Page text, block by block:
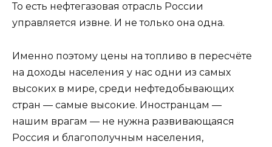
То есть нефтегазовая отрасль России
управляется извне. И не только она одна.
Именно поэтому цены на топливо в пересчёте
на доходы населения у нас одни из самых
высоких в мире, среди нефтедобывающих
стран — самые высокие. Иностранцам —
нашим врагам — не нужна развивающаяся
Россия и благополучным населения,